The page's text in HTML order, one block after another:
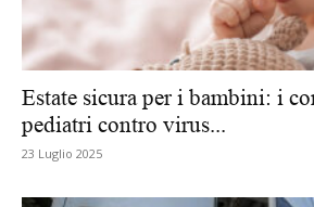
Estate sicura per i bambini: i
pediatri contro virus...
23 Luglio 2025